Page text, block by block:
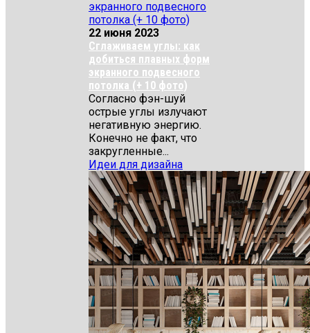
22 июня 2023
Сглаживаем углы: как
добиться плавных форм
экранного подвесного
потолка (+ 10 фото)
Согласно фэн-шуй
острые углы излучают
негативную энергию.
Конечно не факт, что
закругленные...
Идеи для дизайна